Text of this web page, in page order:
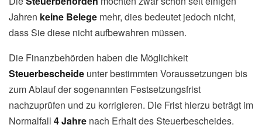
Jahren keine Belege mehr, dies bedeutet jedoch nicht,
dass Sie diese nicht aufbewahren müssen.
Die Finanzbehörden haben die Möglichkeit
Steuerbescheide unter bestimmten Voraussetzungen bis
zum Ablauf der sogenannten Festsetzungsfrist
nachzuprüfen und zu korrigieren. Die Frist hierzu beträgt im
Normalfall 4 Jahre nach Erhalt des Steuerbescheides.